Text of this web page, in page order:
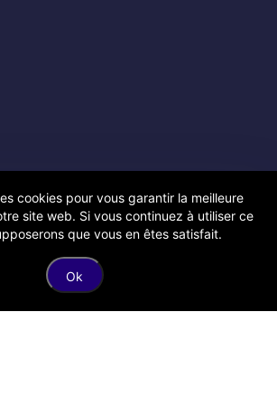
cookies pour vous garantir la meilleure
site web. Si vous continuez à utiliser ce
que vous en êtes satisfait.
Ok